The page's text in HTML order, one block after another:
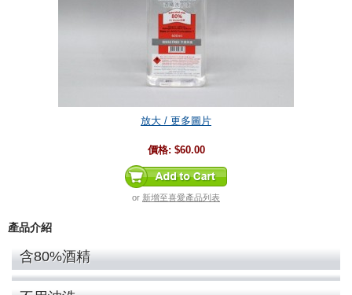
放大 / 更多圖片
價格: $60.00
or 新增至喜愛產品列表
產品介紹
含80%酒精